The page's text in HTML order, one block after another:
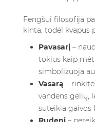
Fengšui filosofija
kinta, todėl kvapus
Pavasarį –
tokius kaip
simbolizuoja
Vasarą –
vandens gėlių,
suteikia gaivos